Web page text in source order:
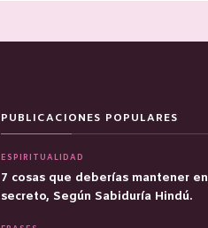
PUBLICACIONES POPULARES
ESPIRITUALIDAD
7 cosas que deberías mantener en
secreto, Según Sabiduría Hindú.